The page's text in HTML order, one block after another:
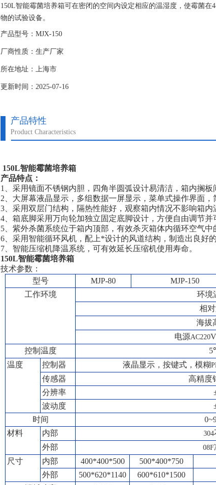
150L智能霉菌培养箱可在密闭的空间内设定相应的温湿度，使霉菌
物的试验设备。
产品型号：MJX-150
厂商性质：生产厂家
所在地址：上海市
更新时间：2025-07-16
产品特性
Product Characteristics
150L智能霉菌培养箱
产品特点：
1、采用镜面不锈钢内胆，四角半圆弧设计易清洁，箱内搁板
2、大屏幕液晶显示，多组数据一屏显示，菜单式操作界面，
3、采用双层门结构，隔热性能好，观察箱内情况不影响箱内
4、箱底脚采用万向轮加独立固定底脚设计，方便自由调节并
5、紫外杀菌系统位于箱内顶部，有效杀灭箱体内循环空气中
6、采用智能循环风机，配上*设计的风道结构，制造出良好
7、智能压缩机降温系统，可有效延长压缩机使用寿命。
150L智能霉菌培养箱
技术参数：
型号
MJP-80 MJP-150
工作环境
环境
相
海拔
电源AC220
控制温度
温度
控制器 液晶显示，按键式，模糊
传感器
高精度
分辨率
波动度
时间
材料
内部 304
外部
08F
尺寸
内部 400*400*500 500*400*750
外部
500*620*1140 600*610*1500